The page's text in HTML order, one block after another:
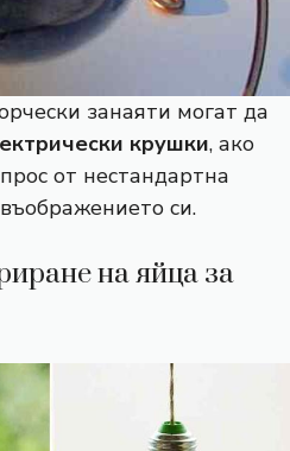
занаяти могат да
крушки, ако
от нестандартна
си.
на яйца за